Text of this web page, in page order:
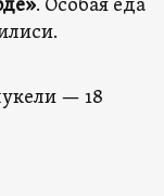
. Особая еда
— 18